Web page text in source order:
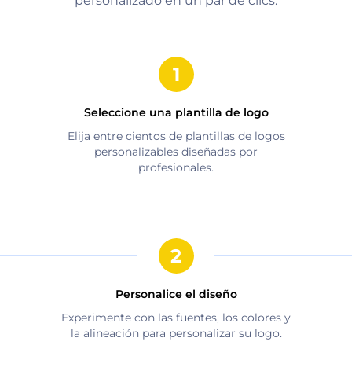
Seleccione una plantilla de logo
Elija entre cientos de plantillas de logos
personalizables diseñadas por
profesionales.
Personalice el diseño
Experimente con las fuentes, los colores y
la alineación para personalizar su logo.